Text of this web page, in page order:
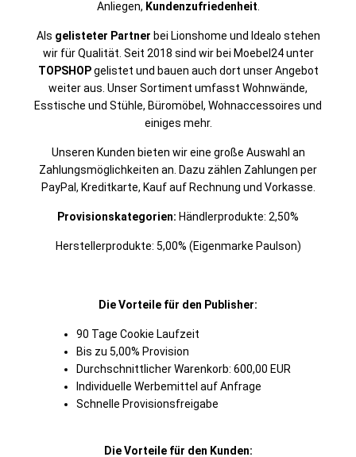
Anliegen, Kundenzufriedenheit
Als gelisteter Partner bei Lionshome und Idealo stehen
wir für Qualität. Seit 2018 sind wir bei Moebel24 unter
TOPSHOPgelistet und bauen auch dort unser Angebot
weiter aus. Unser Sortiment umfasst Wohnwände,
Esstische und Stühle, Büromöbel, Wohnaccessoires und
einiges mehr.
Unseren Kunden bieten wir eine große Auswahl an
Zahlungsmöglichkeiten an. Dazu zählen Zahlungen per
PayPal, Kreditkarte, Kauf auf Rechnung und Vorkasse.
Provisionskategorien: Händlerprodukte: 2,50%
Herstellerprodukte: 5,00% (Eigenmarke Paulson)
Die Vorteile für den Publisher:
90 Tage Cookie Laufzeit
Bis zu 5,00% Provision
Durchschnittlicher Warenkorb: 600,00 EUR
Individuelle Werbemittel auf Anfrage
Schnelle Provisionsfreigabe
Die Vorteile für den Kunden: